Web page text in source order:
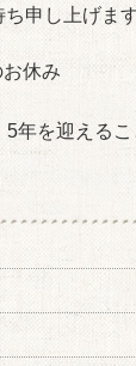
申し上げます
休み
5年を迎えるこ